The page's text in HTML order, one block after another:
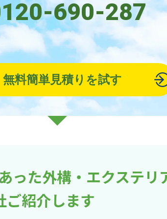
690-287
無料簡単見積りを試す
った外構・エクステリ
ご紹介します